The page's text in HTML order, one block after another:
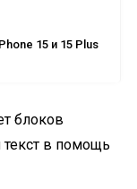
15 и 15 Plus
блоков
текст в помощь